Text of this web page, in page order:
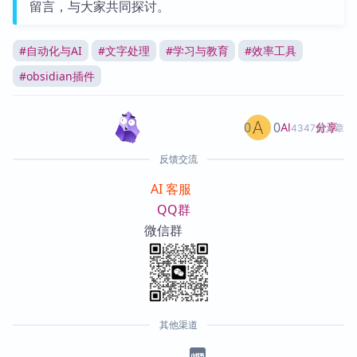
留言，与大家共同探讨。
#自动化与AI #文字处理 #学习与教育 #效率工具
#obsidian插件
AI4347篇文章
0 0 分享
反馈交流
AI 客服
QQ群
微信群
其他渠道